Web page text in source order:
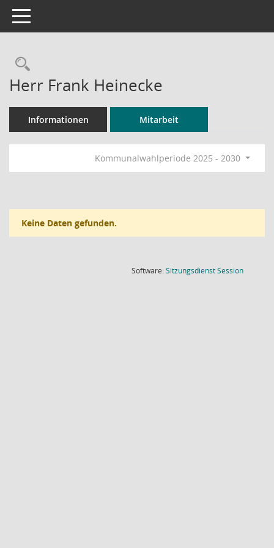
Toggle navigation
Rechercheauswahl
Herr Frank Heinecke
Informationen Mitarbeit
Kommunalwahlperiode 2025 - 2030
Keine Daten gefunden.
Software:SitzungsdienstSession(Wird in